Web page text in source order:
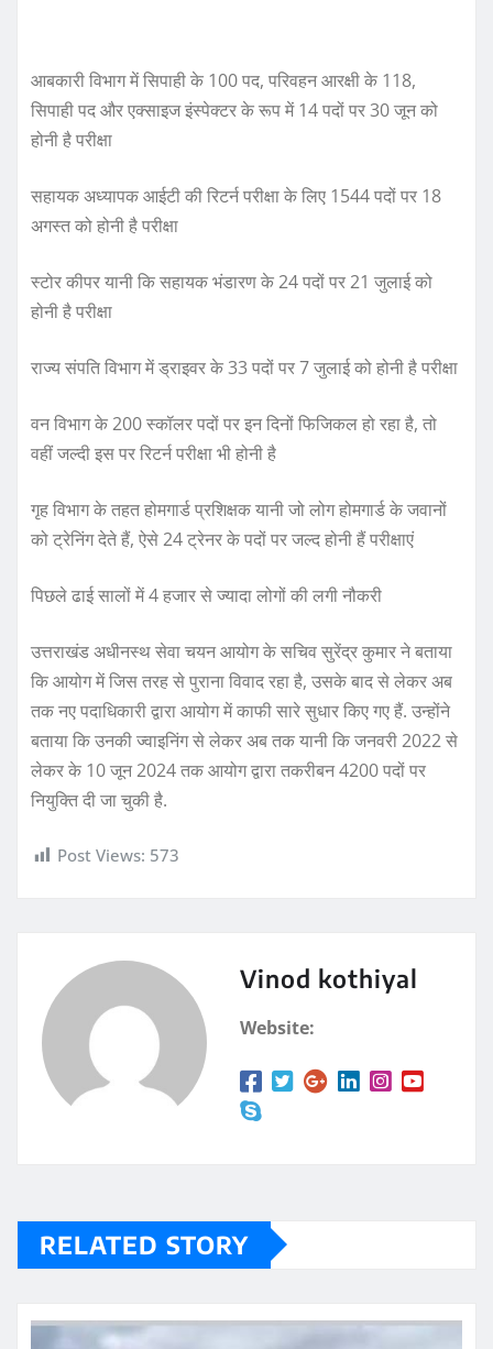
आबकारी विभाग में सिपाही के 100 पद, परिवहन आरक्षी के 118,
सिपाही पद और एक्साइज इंस्पेक्टर के रूप में 14 पदों पर 30 जून को
होनी है परीक्षा
सहायक अध्यापक आईटी की रिटर्न परीक्षा के लिए 1544 पदों पर 18
अगस्त को होनी है परीक्षा
स्टोर कीपर यानी कि सहायक भंडारण के 24 पदों पर 21 जुलाई को
होनी है परीक्षा
राज्य संपति विभाग में ड्राइवर के 33 पदों पर 7 जुलाई को होनी है परीक्षा
वन विभाग के 200 स्कॉलर पदों पर इन दिनों फिजिकल हो रहा है, तो
वहीं जल्दी इस पर रिटर्न परीक्षा भी होनी है
गृह विभाग के तहत होमगार्ड प्रशिक्षक यानी जो लोग होमगार्ड के जवानों
को ट्रेनिंग देते हैं, ऐसे 24 ट्रेनर के पदों पर जल्द होनी हैं परीक्षाएं
पिछले ढाई सालों में 4 हजार से ज्यादा लोगों की लगी नौकरी
उत्तराखंड अधीनस्थ सेवा चयन आयोग के सचिव सुरेंद्र कुमार ने बताया
कि आयोग में जिस तरह से पुराना विवाद रहा है, उसके बाद से लेकर अब
तक नए पदाधिकारी द्वारा आयोग में काफी सारे सुधार किए गए हैं. उन्होंने
बताया कि उनकी ज्वाइनिंग से लेकर अब तक यानी कि जनवरी 2022 से
लेकर के 10 जून 2024 तक आयोग द्वारा तकरीबन 4200 पदों पर
नियुक्ति दी जा चुकी है.
Post Views: 573
Vinod kothiyal
Website:
RELATED STORY